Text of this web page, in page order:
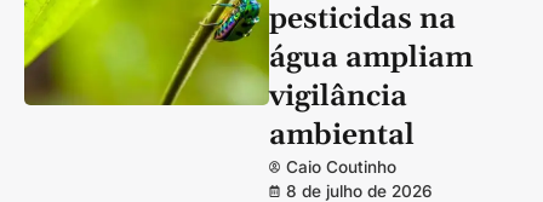
pesticidas na
água ampliam
vigilância
ambiental
Caio Coutinho
8 de julho de 2026